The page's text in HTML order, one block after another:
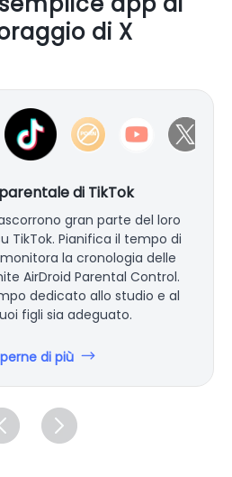
di X
di TikTok
gran parte del loro
TikTok. Pianifica il tempo di
la cronologia delle
AirDroid Parental Control.
dedicato allo studio e al
figli sia adeguato.
di più